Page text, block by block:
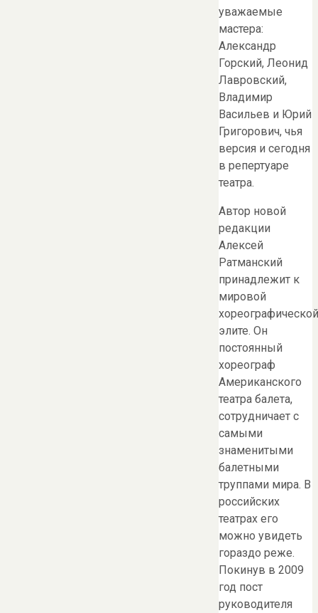
уважаемые
мастера:
Александр
Горский, Леонид
Лавровский,
Владимир
Васильев и Юрий
Григорович, чья
версия и сегодня
в репертуаре
театра.
Автор новой
редакции
Алексей
Ратманский
принадлежит к
мировой
хореографической
элите. Он
постоянный
хореограф
Американского
театра балета,
сотрудничает с
самыми
знаменитыми
балетными
труппами мира. В
российских
театрах его
можно увидеть
гораздо реже.
Покинув в 2009
год пост
руководителя